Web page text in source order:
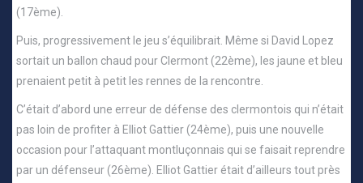
(17ème).
Puis, progressivement le jeu s’équilibrait. Même si David Lopez
sortait un ballon chaud pour Clermont (22ème), les jaune et bleu
prenaient petit à petit les rennes de la rencontre.
C’était d’abord une erreur de défense des clermontois qui n’était
pas loin de profiter à Elliot Gattier (24ème), puis une nouvelle
occasion pour l’attaquant montluçonnais qui se faisait reprendre
par un défenseur (26ème). Elliot Gattier était d’ailleurs tout près